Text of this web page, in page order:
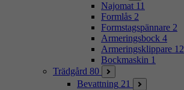
Najomat 11
Formlås 2
Formstagspännare 2
Armeringsbock 4
Armeringsklippare 12
Bockmaskin 1
Trädgård 80
Bevattning 21